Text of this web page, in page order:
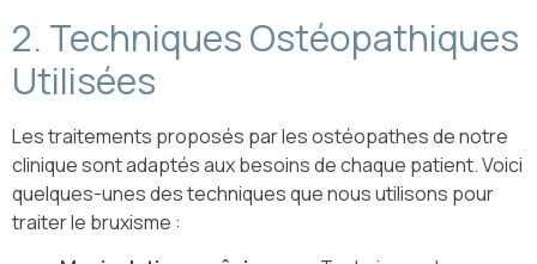
2. Techniques Ostéopathiques
Utilisées
Les traitements proposés par les ostéopathes de notre
clinique sont adaptés aux besoins de chaque patient. Voici
quelques-unes des techniques que nous utilisons pour
traiter le bruxisme :